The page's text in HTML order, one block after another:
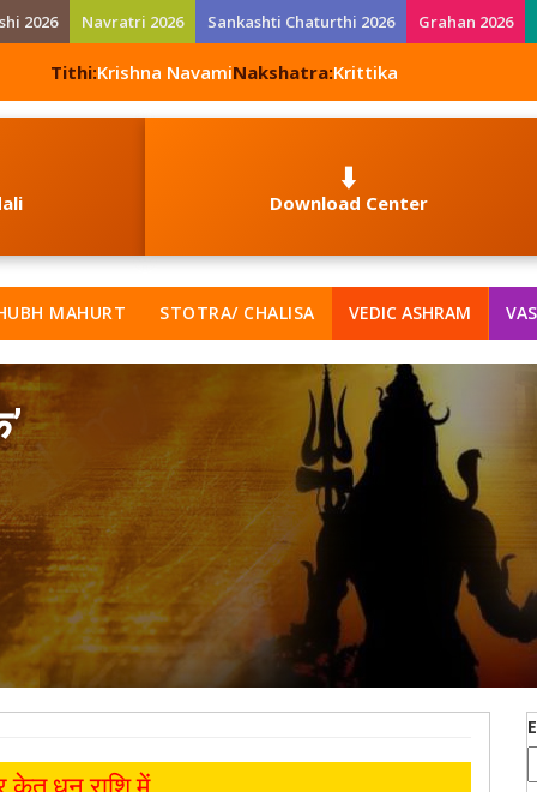
2026 Navratri 2026 Sankashti Chaturthi 2026 Grahan 2026
Tithi:Krishna NavamiNakshatra:Krittika
⬇️
Download Center
MAHURT STOTRA/ CHALISA VEDIC ASHRAM